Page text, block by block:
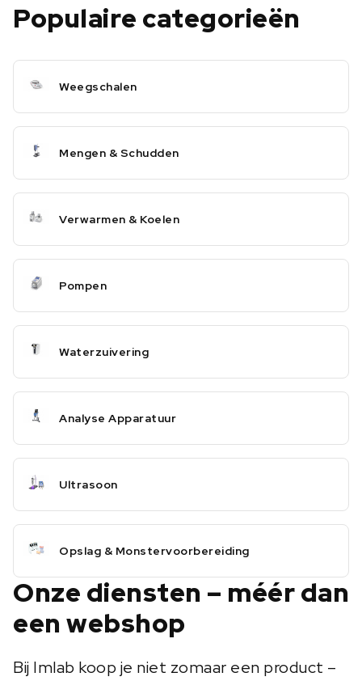
Populaire categorieën
Weegschalen
Mengen & Schudden
Verwarmen & Koelen
Pompen
Waterzuivering
Analyse Apparatuur
Ultrasoon
Opslag & Monstervoorbereiding
Onze diensten – méér dan
een webshop
Bij Imlab koop je niet zomaar een product –